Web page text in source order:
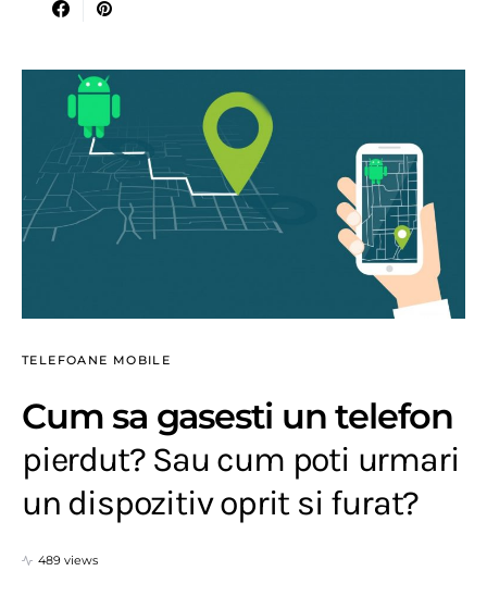
TELEFOANE MOBILE
Cum sa gasesti un telefon
pierdut? Sau cum poti urmari
un dispozitiv oprit si furat?
489 views